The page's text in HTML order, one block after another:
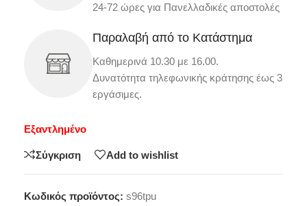
24-72 ώρες για Πανελλαδικές αποστολές
Παραλαβή από το Κατάστημα
Καθημερινά 10.30 με 16.00.
Δυνατότητα τηλεφωνικής κράτησης έως 3
εργάσιμες.
Εξαντλημένο
Σύγκριση Add to wishlist
Κωδικός προϊόντος: s96tpu